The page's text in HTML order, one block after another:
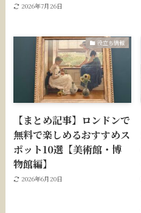
2026年7月26日
役立ち情報
【まとめ記事】ロンドンで
無料で楽しめるおすすめス
ポット10選【美術館・博
物館編】
2026年6月20日